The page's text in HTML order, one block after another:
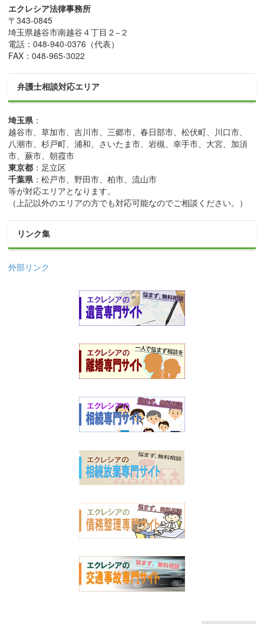
エクレシア法律事務所
〒343-0845
埼玉県越谷市南越谷４丁目２−２
電話：048-940-0376 （代表）
FAX：048-965-3022
弁護士相談対応エリア
埼玉県：
越谷市、草加市、吉川市、三郷市、春日部市、松伏町、川口市、
八潮市、杉戸町、浦和、さいたま市、岩槻、幸手市、大宮、加須
市、蕨市、朝霞市
東京都 ：足立区
千葉県：松戸市、野田市、柏市、流山市
等が対応エリアとなります。
（上記以外のエリアの方でも対応可能なのでご相談ください。）
リンク集
外部リンク